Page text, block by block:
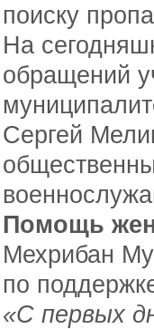
поиску
На
обращений
Сергей
Помощь
Мехрибан
по
«С первых